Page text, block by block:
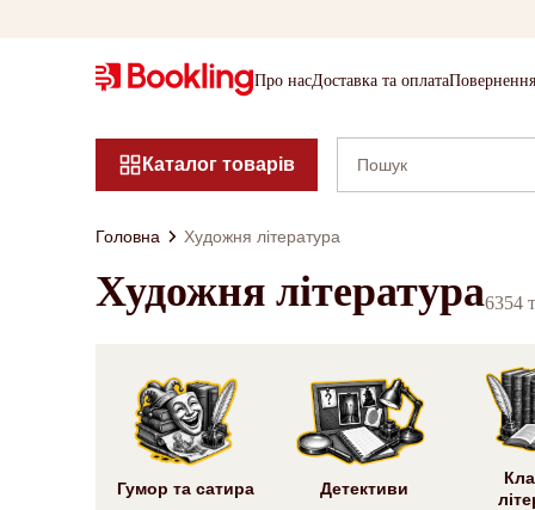
Про насДоставка та оплата
Каталог товарів
Головна Художня література
Художня література6354
Гумор та сатира Детективи